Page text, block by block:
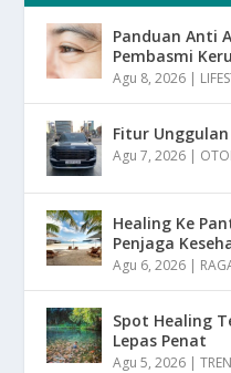
Panduan Anti
Pembasmi
Agu 8, 2026 |
Fitur
Agu 7, 2026 |
Healing Ke
Penjaga
Agu 6, 2026 |
Spot Healing
Lepas Penat
Agu 5, 2026 |